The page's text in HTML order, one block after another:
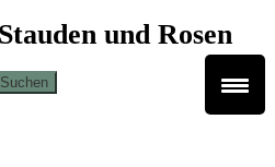
Suchen